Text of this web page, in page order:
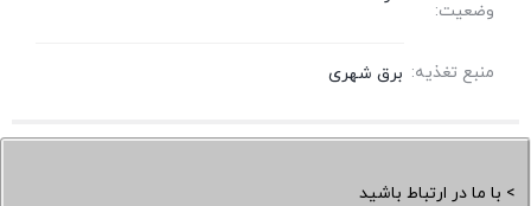
وضعیت:
منبع تغذیه: برق شهری
> با ما در ارتباط باشید